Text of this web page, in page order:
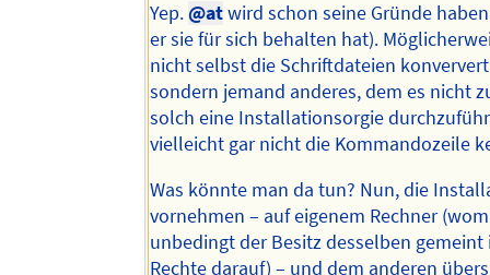
Yep.@atwird schon seine Gründe
er sie für sich behalten hat).
nicht selbst die Schriftdateien
sondern jemand anderes, dem es nicht
solch eine Installationsorgie
vielleicht gar nicht die Kommandozeile
Was könnte man da tun? Nun, die
vornehmen – auf eigenem Rechner
unbedingt der Besitz desselben
Rechte darauf) – und dem anderen